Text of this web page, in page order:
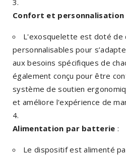
Confort et personnalisation
L'exosquelette est doté de
personnalisables pour
aux besoins spécifiques de
également conçu pour être
système de soutien
et améliore l'expérience de
Alimentation par batterie :
Le dispositif est alimenté